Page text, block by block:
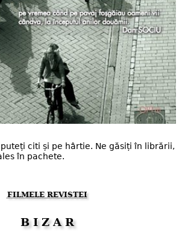
citi și pe hârtie. Ne găsiți în librării,
în pachete.
FILMELE REVISTEI
B I Z A R